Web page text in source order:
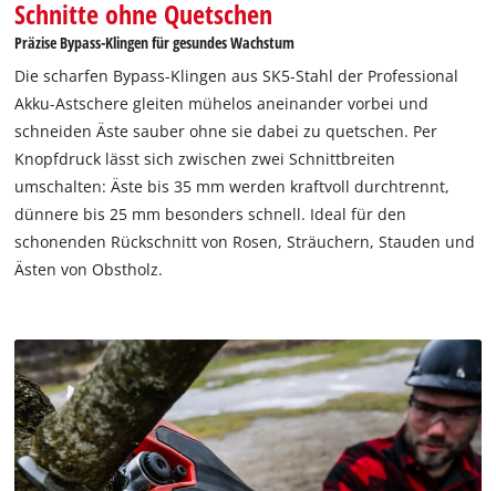
Schnitte ohne Quetschen
Präzise Bypass-Klingen für gesundes Wachstum
Die scharfen Bypass-Klingen aus SK5-Stahl der Professional
Akku-Astschere gleiten mühelos aneinander vorbei und
schneiden Äste sauber ohne sie dabei zu quetschen. Per
Knopfdruck lässt sich zwischen zwei Schnittbreiten
umschalten: Äste bis 35 mm werden kraftvoll durchtrennt,
dünnere bis 25 mm besonders schnell. Ideal für den
schonenden Rückschnitt von Rosen, Sträuchern, Stauden und
Ästen von Obstholz.